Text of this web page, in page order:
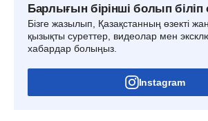
Барлығын бірінші болып
Бізге жазылып, Қазақстанның өзекті
қызықты суреттер, видеолар мен
хабардар болыңыз.
Instagram